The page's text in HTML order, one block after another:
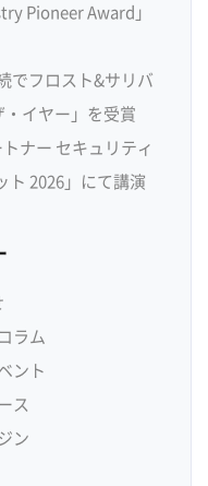
Pioneer Award」
でフロスト&サリバ
・イヤー」を受賞
ナー セキュリティ
ト 2026」にて講演
ラム
ント
ス
ン